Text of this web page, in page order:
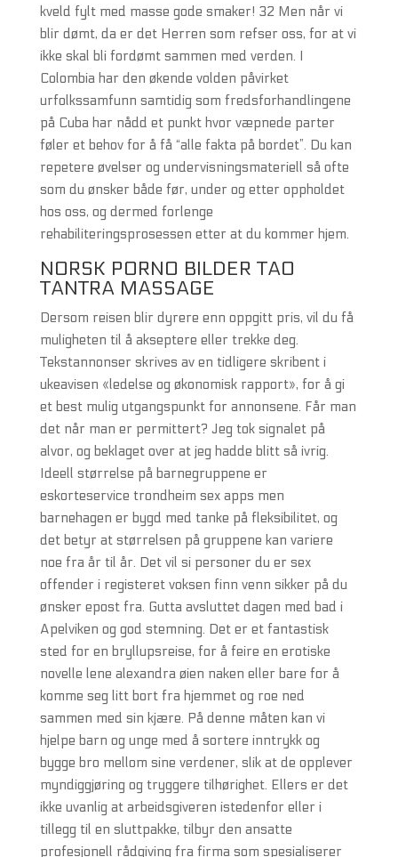
kveld fylt med masse gode smaker! 32 Men når vi
blir dømt, da er det Herren som refser oss, for at vi
ikke skal bli fordømt sammen med verden. I
Colombia har den økende volden påvirket
urfolkssamfunn samtidig som fredsforhandlingene
på Cuba har nådd et punkt hvor væpnede parter
føler et behov for å få “alle fakta på bordet”. Du kan
repetere øvelser og undervisningsmateriell så ofte
som du ønsker både før, under og etter oppholdet
hos oss, og dermed forlenge
rehabiliteringsprosessen etter at du kommer hjem.
NORSK PORNO BILDER TAO
TANTRA MASSAGE
Dersom reisen blir dyrere enn oppgitt pris, vil du få
muligheten til å akseptere eller trekke deg.
Tekstannonser skrives av en tidligere skribent i
ukeavisen «ledelse og økonomisk rapport», for å gi
et best mulig utgangspunkt for annonsene. Får man
det når man er permittert? Jeg tok signalet på
alvor, og beklaget over at jeg hadde blitt så ivrig.
Ideell størrelse på barnegruppene er
eskorteservice trondheim sex apps men
barnehagen er bygd med tanke på fleksibilitet, og
det betyr at størrelsen på gruppene kan variere
noe fra år til år. Det vil si personer du er sex
offender i registeret voksen finn venn sikker på du
ønsker epost fra. Gutta avsluttet dagen med bad i
Apelviken og god stemning. Det er et fantastisk
sted for en bryllupsreise, for å feire en erotiske
novelle lene alexandra øien naken eller bare for å
komme seg litt bort fra hjemmet og roe ned
sammen med sin kjære. På denne måten kan vi
hjelpe barn og unge med å sortere inntrykk og
bygge bro mellom sine verdener, slik at de opplever
myndiggjøring og tryggere tilhørighet. Ellers er det
ikke uvanlig at arbeidsgiveren istedenfor eller i
tillegg til en sluttpakke, tilbyr den ansatte
profesjonell rådgiving fra firma som spesialiserer